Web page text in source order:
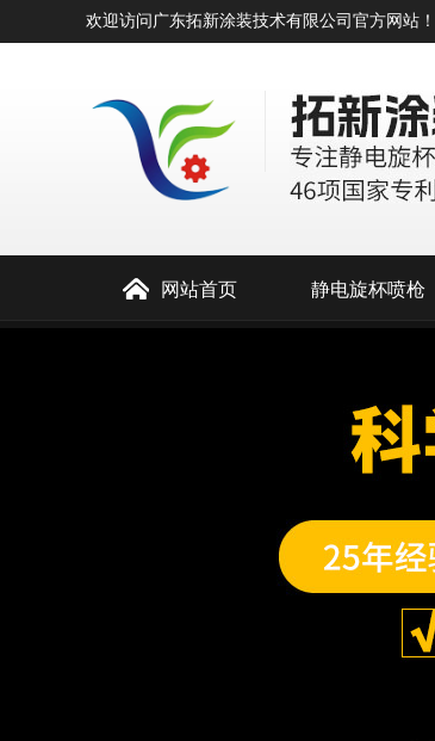
欢迎访问广东拓新涂装技术有限公司官方网站！
网站首页 静电旋杯喷枪